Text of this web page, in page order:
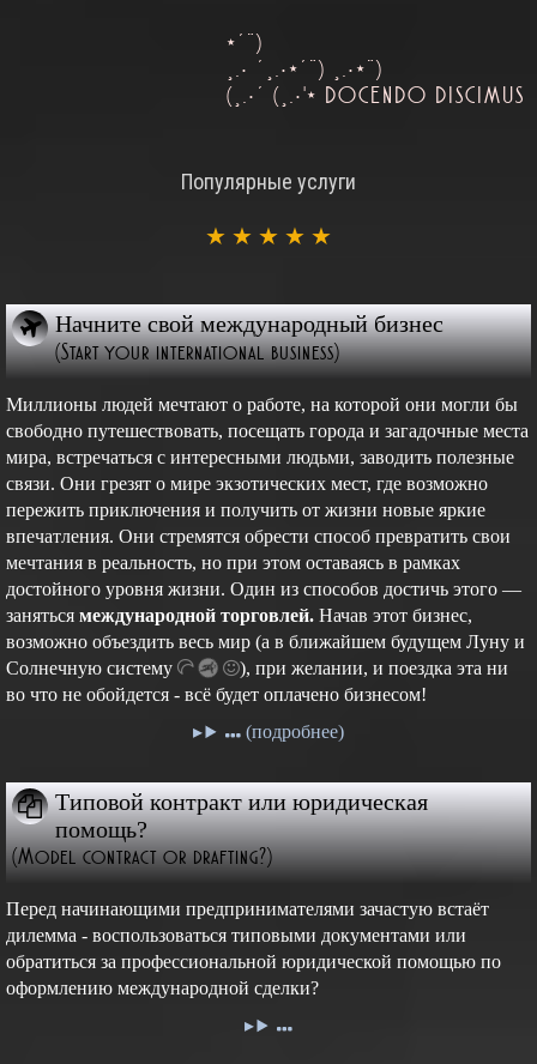
*´¨)
¸.• ´¸.•*´¨) ¸.•*¨)
(¸.•´ (¸.•'* DOCENDO DISCIMUS
Популярные услуги
★
★
★
★
★
Начните свой международный бизнес
(Start your international business)
Миллионы людей мечтают о работе, на которой они могли бы
свободно путешествовать, посещать города и загадочные места
мира, встречаться с интересными людьми, заводить полезные
связи. Они грезят о мире экзотических мест, где возможно
пережить приключения и получить от жизни новые яркие
впечатления. Они стремятся обрести способ превратить свои
мечтания в реальность, но при этом оставаясь в рамках
достойного уровня жизни. Один из способов достичь этого —
заняться международной торговлей. Начав этот бизнес,
возможно объездить весь мир (а в ближайшем будущем Луну и
Cолнечную систему ), при желании, и поездка эта ни
во что не обойдется - всё будет оплачено бизнесом!
(подробнее)
Типовой контракт или юридическая
помощь?
(Model contract or drafting?)
Перед начинающими предпринимателями зачастую встаёт
дилемма - воспользоваться типовыми документами или
обратиться за профессиональной юридической помощью по
оформлению международной сделки?